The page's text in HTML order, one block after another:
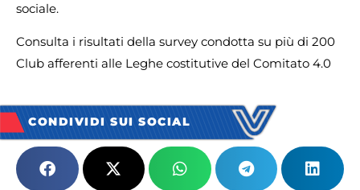
sociale.
Consulta i risultati della survey condotta su più di 200
Club afferenti alle Leghe costitutive del Comitato 4.0
CONDIVIDI SUI SOCIAL